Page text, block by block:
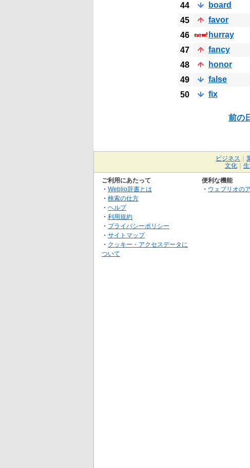
44
board
45
favor
46
hurray
47
fancy
48
honor
49
false
50
fix
前の
ビジネス
文化
ご利用にあたって
・ Weblio辞書とは
・ 検索の仕方
・ ヘルプ
・ 利用規約
・ プライバシーポリシー
・ サイトマップ
・ クッキー・アクセスデータに
ついて
便利な機能
・ ウェブリオの